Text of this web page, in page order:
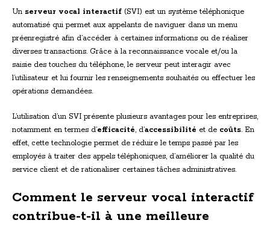
Un serveur vocal interactif (SVI) est un système téléphonique
automatisé qui permet aux appelants de naviguer dans un menu
préenregistré afin d’accéder à certaines informations ou de réaliser
diverses transactions. Grâce à la reconnaissance vocale et/ou la
saisie des touches du téléphone, le serveur peut interagir avec
l’utilisateur et lui fournir les renseignements souhaités ou effectuer les
opérations demandées.
L’utilisation d’un SVI présente plusieurs avantages pour les entreprises,
notamment en termes d’efficacité, d’accessibilité et de coûts. En
effet, cette technologie permet de réduire le temps passé par les
employés à traiter des appels téléphoniques, d’améliorer la qualité du
service client et de rationaliser certaines tâches administratives.
Comment le serveur vocal interactif
contribue-t-il à une meilleure